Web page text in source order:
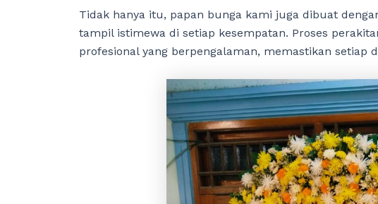
Tidak hanya itu, papan bunga kami juga dibuat
tampil istimewa di setiap kesempatan. Proses
profesional yang berpengalaman, memastikan setiap